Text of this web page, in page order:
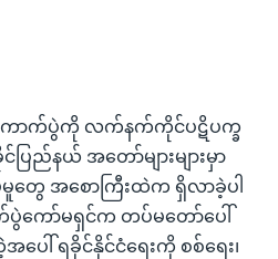
ကောက်ပွဲကို လက်နက်ကိုင်ပဋိပက္ခ
ြည်နယ် အတော်များများမှာ
မူတွေ အစောကြီးထဲက ရှိလာခဲ့ပါ
ကော်မရှင်က တပ်မတော်ပေါ်
ရခိုင်နိုင်ငံရေးကို စစ်ရေး၊